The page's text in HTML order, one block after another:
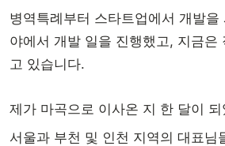
병역특례부터 스타트업에서 개발을
야에서 개발 일을 진행했고, 지금은
고 있습니다.
제가 마곡으로 이사온 지 한 달이 되
서울과 부천 및 인천 지역의 대표님